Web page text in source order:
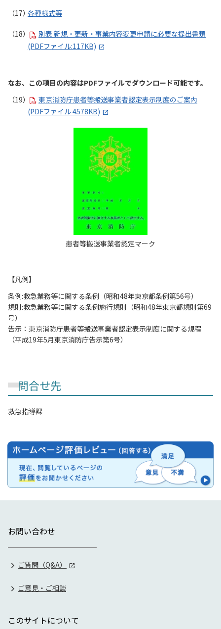
各種様式等
別表 新規・更新・事業内容変更申請に必要な提出書類
(PDFファイル:117KB)
なお、この項目の内容はPDFファイルでダウンロード可能です。
東京消防庁患者等搬送事業者認定表示制度のご案内
(PDFファイル 4578KB)
患者等搬送事業者認定マーク
【凡例】
条例:救急業務等に関する条例（昭和48年東京都条例第56号）
規則:救急業務等に関する条例施行規則（昭和48年東京都規則第69
号）
告示：東京消防庁患者等搬送事業者認定表示制度に関する規程
（平成19年5月東京消防庁告示第6号）
問合せ先
救急指導課
お問い合わせ
ご質問（Q&A）
ご意見・ご相談
このサイトについて